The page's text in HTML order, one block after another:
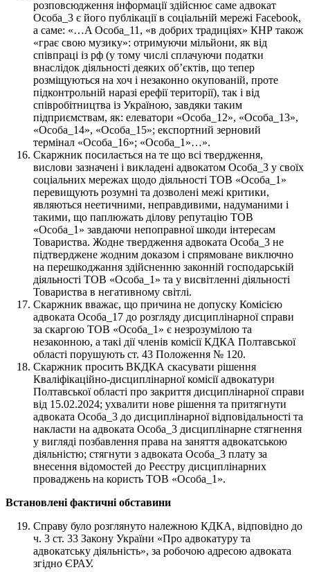
розповсюдження інформації здійснює саме адвокат
Особа_3 є його публікації в соціальній мережі Facebook,
а саме: «…A Особа_11, «в добрих традиціях» КНР також
«грає свою музику»: отримуючи мільйони, як від
співпраці із рф (у тому числі сплачуючи податки
внаслідок діяльності деяких об’єктів, що тепер
розміщуються на хоч і незаконно окупованій, проте
підконтрольній наразі ерефії території), так і від
співробітництва із Україною, завдяки таким
підприємствам, як: елеватори «Особа_12», «Особа_13»,
«Особа_14», «Особа_15»; експортний зерновий
термінал «Особа_16»; «Особа_1»…».
Скаржник посилається на те що всі твердження,
вислови зазначені і викладені адвокатом Особа_3 у своїх
соціальних мережах щодо діяльності ТОВ «Особа_1»
перевищують розумні та дозволені межі критики,
являються неетичними, неправдивими, надуманими і
такими, що паплюжать ділову репутацію ТОВ
«Особа_1» завдаючи непоправної шкоди інтересам
Товариства. Жодне твердження адвоката Особа_3 не
підтверджене жодним доказом і спрямоване виключно
на перешкоджання здійсненню законній господарській
діяльності ТОВ «Особа_1» та у висвітленні діяльності
Товариства в негативному світлі.
Скаржник вважає, що причина не допуску Комісією
адвоката Особа_17 до розгляду дисциплінарної справи
за скаргою ТОВ «Особа_1» є незрозумілою та
незаконною, а такі дії членів комісії КДКА Полтавської
області порушують ст. 43 Положення № 120.
Скаржник просить ВКДКА скасувати рішення
Кваліфікаційно-дисциплінарної комісії адвокатури
Полтавської області про закриття дисциплінарної справи
від 15.02.2024; ухвалити нове рішення та притягнути
адвоката Особа_3 до дисциплінарної відповідальності та
накласти на адвоката Особа_3 дисциплінарне стягнення
у вигляді позбавлення права на заняття адвокатською
діяльністю; стягнути з адвоката Особа_3 плату за
внесення відомостей до Реєстру дисциплінарних
проваджень на користь ТОВ «Особа_1».
Встановлені фактичні обставини
Справу було розглянуто належною КДКА, відповідно до
ч. 3 ст. 33 Закону України «Про адвокатуру та
адвокатську діяльність», за робочою адресою адвоката
згідно ЄРАУ.